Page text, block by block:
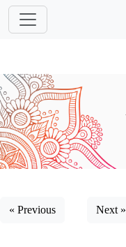
« Previous Next »